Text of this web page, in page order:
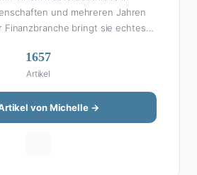
und mehreren Jahren
Finanzbranche bringt sie echtes
Altersvorsorge nicht wie eine
Ihre Stärke liegt darin, komplexe
aufzubereiten, dass sie jeder
dafür mit konkreten
Von ETF-Strategien über
1657
Artikel
von Michelle →